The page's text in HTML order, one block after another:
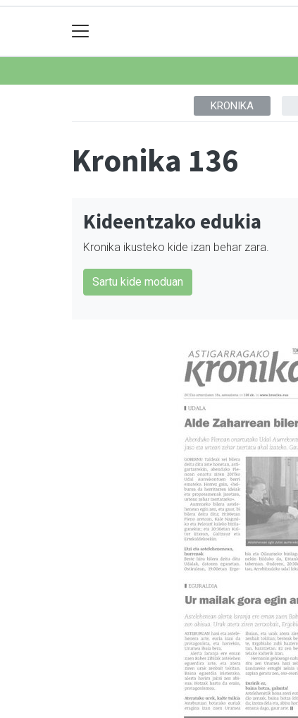
KRONIKA
Kronika 136
Kideentzako edukia
Kronika ikusteko kide izan behar zara.
Sartu kide moduan